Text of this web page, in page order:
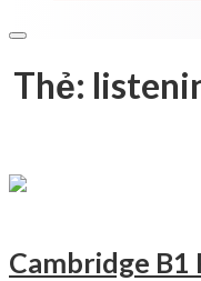
Thẻ:
Cambridge